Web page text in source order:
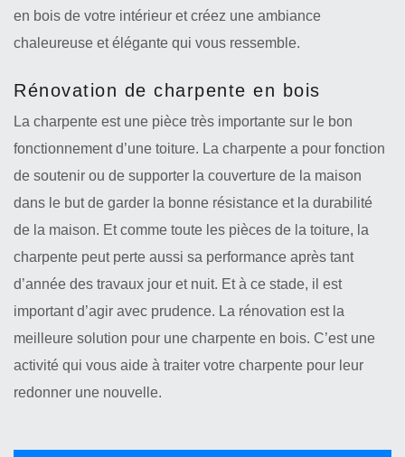
en bois de votre intérieur et créez une ambiance
chaleureuse et élégante qui vous ressemble.
Rénovation de charpente en bois
La charpente est une pièce très importante sur le bon
fonctionnement d’une toiture. La charpente a pour fonction
de soutenir ou de supporter la couverture de la maison
dans le but de garder la bonne résistance et la durabilité
de la maison. Et comme toute les pièces de la toiture, la
charpente peut perte aussi sa performance après tant
d’année des travaux jour et nuit. Et à ce stade, il est
important d’agir avec prudence. La rénovation est la
meilleure solution pour une charpente en bois. C’est une
activité qui vous aide à traiter votre charpente pour leur
redonner une nouvelle.